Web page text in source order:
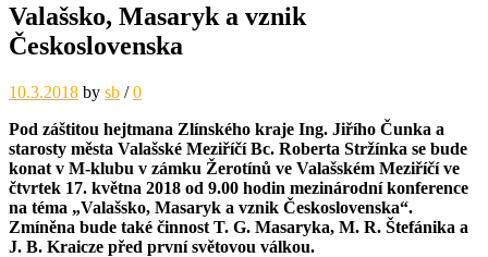
Valašsko, Masaryk a vznik
Československa
10.3.2018 by sb / 0
Pod záštitou hejtmana Zlínského kraje Ing. Jiřího Čunka a
starosty města Valašské Meziříčí Bc. Roberta Stržínka se bude
konat v M-klubu v zámku Žerotínů ve Valašském Meziříčí ve
čtvrtek 17. května 2018 od 9.00 hodin mezinárodní konference
na téma „Valašsko, Masaryk a vznik Československa“.
Zmíněna bude také činnost T. G. Masaryka, M. R. Štefánika a
J. B. Kraicze před první světovou válkou.